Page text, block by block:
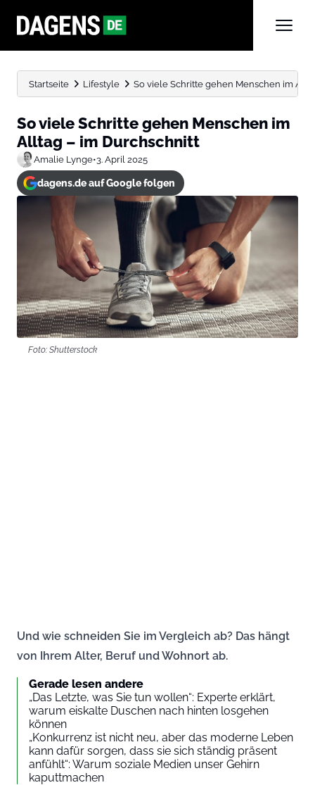
Startseite Lifestyle So viele Schritte gehen Menschen im
So viele Schritte gehen Menschen im
Alltag – im Durchschnitt
Amalie Lynge•3. April 2025
dagens.de auf Google folgen
Foto: Shutterstock
Und wie schneiden Sie im Vergleich ab? Das hängt
von Ihrem Alter, Beruf und Wohnort ab.
Gerade lesen andere
„Das Letzte, was Sie tun wollen“: Experte erklärt,
warum eiskalte Duschen nach hinten losgehen
können
„Konkurrenz ist nicht neu, aber das moderne Leben
kann dafür sorgen, dass sie sich ständig präsent
anfühlt“: Warum soziale Medien unser Gehirn
kaputtmachen